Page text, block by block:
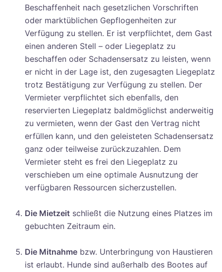
Beschaffenheit nach gesetzlichen Vorschriften
oder marktüblichen Gepflogenheiten zur
Verfügung zu stellen. Er ist verpflichtet, dem Gast
einen anderen Stell – oder Liegeplatz zu
beschaffen oder Schadensersatz zu leisten, wenn
er nicht in der Lage ist, den zugesagten Liegeplatz
trotz Bestätigung zur Verfügung zu stellen. Der
Vermieter verpflichtet sich ebenfalls, den
reservierten Liegeplatz baldmöglichst anderweitig
zu vermieten, wenn der Gast den Vertrag nicht
erfüllen kann, und den geleisteten Schadensersatz
ganz oder teilweise zurückzuzahlen. Dem
Vermieter steht es frei den Liegeplatz zu
verschieben um eine optimale Ausnutzung der
verfügbaren Ressourcen sicherzustellen.
Die Mietzeit schließt die Nutzung eines Platzes im
gebuchten Zeitraum ein.
Die Mitnahme bzw. Unterbringung von Haustieren
ist erlaubt. Hunde sind außerhalb des Bootes auf